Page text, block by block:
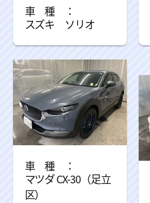
スズキ ソリオ
マツダ CX-30（足立
区）